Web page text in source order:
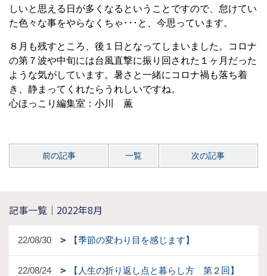
しいと思える日が多くなるということですので、怠けてい
た色々な事をやらなくちゃ･･･と、今思っています。
８月も残すところ、後１日となってしまいました。コロナ
の第７波や中旬には台風直撃に振り回された１ヶ月だった
ような気がしています。暑さと一緒にコロナ禍も落ち着
き、静まってくれたらうれしいですね。
心ほっこり編集室：小川 薫
前の記事 一覧 次の記事
記事一覧｜2022年8月
22/08/30 【季節の変わり目を感じます】
22/08/24 【人生の折り返し点と暮らし方 第２回】